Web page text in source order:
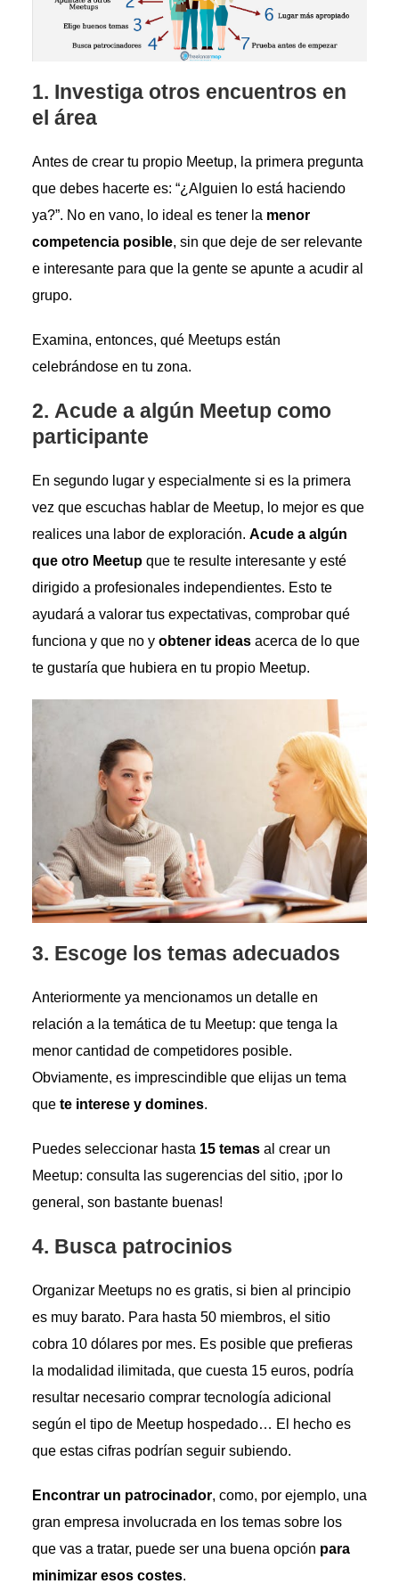
1. Investiga otros encuentros en
el área
Antes de crear tu propio Meetup, la primera pregunta
que debes hacerte es: “¿Alguien lo está haciendo
ya?”. No en vano, lo ideal es tener la menor
competencia posible, sin que deje de ser relevante
e interesante para que la gente se apunte a acudir al
grupo.
Examina, entonces, qué Meetups están
celebrándose en tu zona.
2. Acude a algún Meetup como
participante
En segundo lugar y especialmente si es la primera
vez que escuchas hablar de Meetup, lo mejor es que
realices una labor de exploración. Acude a algún
que otro Meetupque te resulte interesante y esté
dirigido a profesionales independientes. Esto te
ayudará a valorar tus expectativas, comprobar qué
funciona y que no y obtener ideas acerca de lo que
te gustaría que hubiera en tu propio Meetup.
3. Escoge los temas adecuados
Anteriormente ya mencionamos un detalle en
relación a la temática de tu Meetup: que tenga la
menor cantidad de competidores posible.
Obviamente, es imprescindible que elijas un tema
que te interese y domines.
Puedes seleccionar hasta 15 temasal crear un
Meetup: consulta las sugerencias del sitio, ¡por lo
general, son bastante buenas!
4. Busca patrocinios
Organizar Meetups no es gratis, si bien al principio
es muy barato. Para hasta 50 miembros, el sitio
cobra 10 dólares por mes. Es posible que prefieras
la modalidad ilimitada, que cuesta 15 euros, podría
resultar necesario comprar tecnología adicional
según el tipo de Meetup hospedado… El hecho es
que estas cifras podrían seguir subiendo.
Encontrar un patrocinador, como, por ejemplo, una
gran empresa involucrada en los temas sobre los
que vas a tratar, puede ser una buena opción para
minimizar esos costes.